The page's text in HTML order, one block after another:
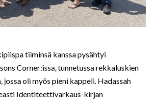
tiiminsä kanssa pysähtyi
Corner:issa, tunnetussa rekkaluskien
jossa oli myös pieni kappeli. Hadassah
Identiteettivarkaus-kirjan